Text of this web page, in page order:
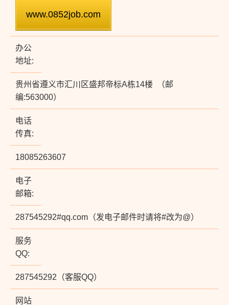
办公
地址:
贵州省遵义市汇川区盛邦帝标A栋14楼 （邮
编:563000）
电话
传真:
18085263607
电子
邮箱:
287545292#qq.com（发电子邮件时请将#改为@）
服务
QQ:
287545292（客服QQ）
网站